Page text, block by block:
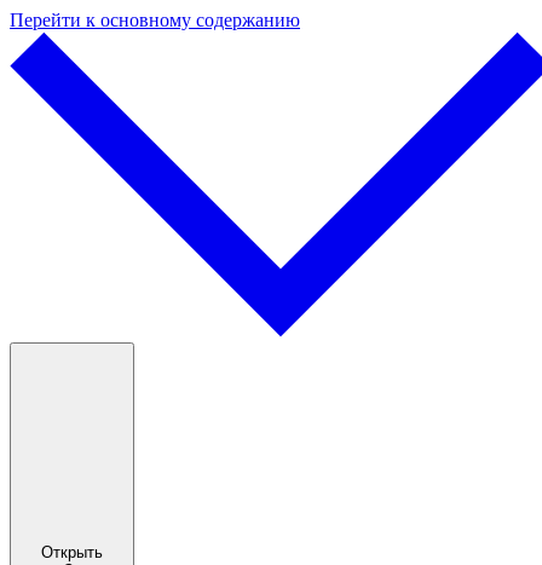
Перейти к основному содержанию
Открыть